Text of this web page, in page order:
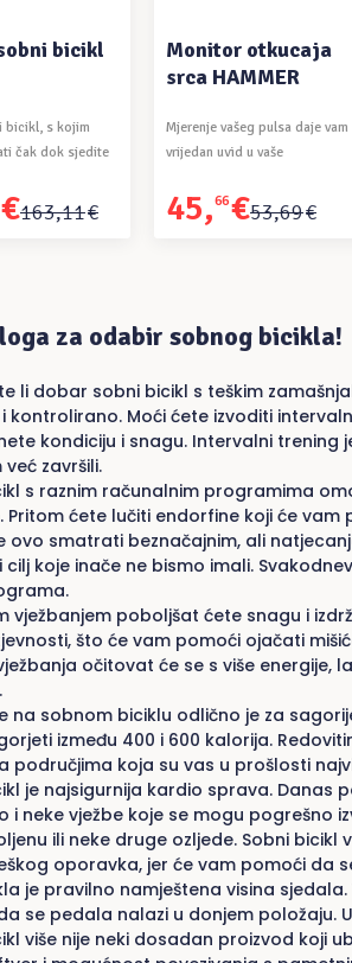
bicikl
bicikl, s kojim
čak dok sjedite
163,11€
€
Monitor otkucaja
srca HAMMER
Mjerenje vašeg pulsa daje vam
vrijedan uvid u vaše
53,69€
Izvorna
cijena
45,66€
Trenutna
cijena
za odabir sobnog bicikla!
li dobar sobni bicikl s teškim
i kontrolirano. Moći ćete izvoditi
kondiciju i snagu. Intervalni
završili.
s raznim računalnim programima
Pritom ćete lučiti endorfine koji će
ovo smatrati beznačajnim, ali
cilj koje inače ne bismo imali.
vježbanjem poboljšat ćete snagu i
što će vam pomoći ojačati
očitovat će se s više energije,
na sobnom biciklu odlično je za
između 400 i 600 kalorija.
područjima koja su vas u prošlosti
je najsigurnija kardio sprava. Danas
i neke vježbe koje se mogu
ili neke druge ozljede. Sobni
oporavka, jer će vam pomoći da
je pravilno namještena visina
se pedala nalazi u donjem položaju.
više nije neki dosadan proizvod koji